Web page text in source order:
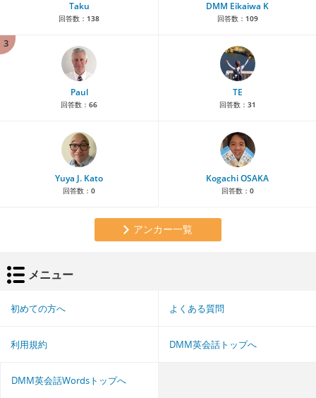
Taku
回答数： 138
DMM Eikaiwa K
回答数： 109
3
Paul
回答数： 66
TE
回答数： 31
Yuya J. Kato
回答数： 0
Kogachi OSAKA
回答数： 0
アンカー一覧
メニュー
初めての方へ よくある質問
利用規約 DMM英会話トップへ
DMM英会話Wordsトップへ